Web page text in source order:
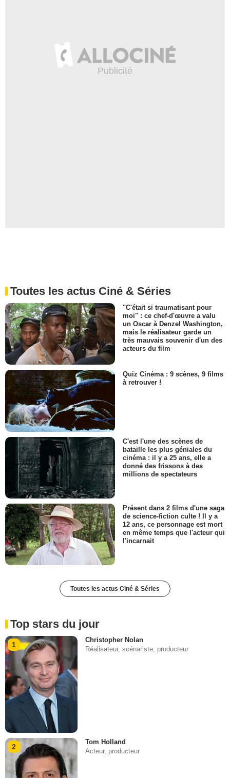
Toutes les actus Ciné & Séries
"C'était si traumatisant pour
moi" : ce chef-d'œuvre a valu
un Oscar à Denzel Washington,
mais le réalisateur garde un
très mauvais souvenir d'un des
acteurs du film
Quiz Cinéma : 9 scènes, 9 films
à retrouver !
C'est l'une des scènes de
bataille les plus géniales du
cinéma : il y a 25 ans, elle a
donné des frissons à des
millions de spectateurs
Présent dans 2 films d'une saga
de science-fiction culte ! Il y a
12 ans, ce personnage est mort
en même temps que l'acteur qui
l'incarnait
Toutes les actus Ciné & Séries
Top stars du jour
1
Christopher Nolan
Réalisateur, scénariste, producteur
2
Tom Holland
Acteur, producteur